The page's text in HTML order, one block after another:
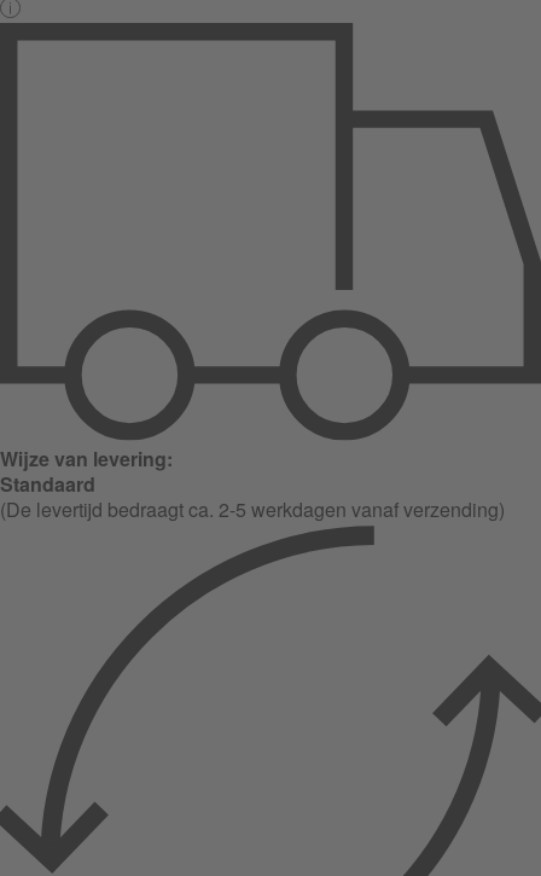
Wijze van levering:
Standaard
(De levertijd bedraagt ca. 2-5 werkdagen vanaf verzending)